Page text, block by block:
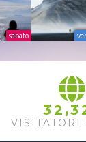
sabato
32 ,3
VISITATORI